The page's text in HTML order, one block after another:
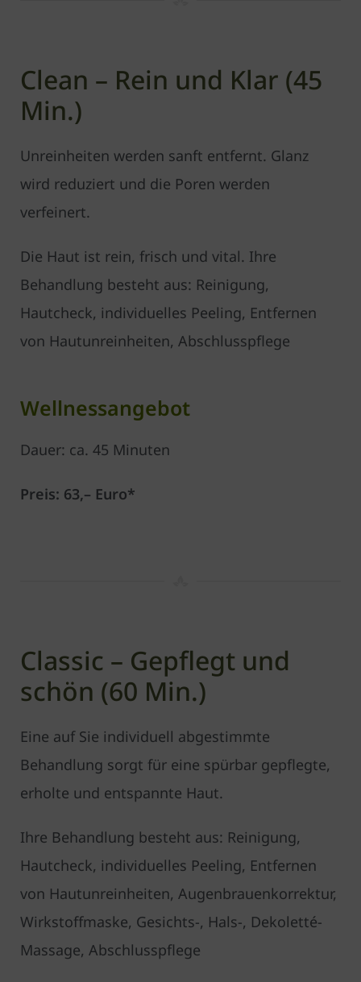
Clean – Rein und Klar (45
Min.)
Unreinheiten werden sanft entfernt. Glanz
wird reduziert und die Poren werden
verfeinert.
Die Haut ist rein, frisch und vital. Ihre
Behandlung besteht aus: Reinigung,
Hautcheck, individuelles Peeling, Entfernen
von Hautunreinheiten, Abschlusspflege
Wellnessangebot
Dauer: ca. 45 Minuten
Preis: 63,– Euro*
Classic – Gepflegt und
schön (60 Min.)
Eine auf Sie individuell abgestimmte
Behandlung sorgt für eine spürbar gepflegte,
erholte und entspannte Haut.
Ihre Behandlung besteht aus: Reinigung,
Hautcheck, individuelles Peeling, Entfernen
von Hautunreinheiten, Augenbrauenkorrektur,
Wirkstoffmaske, Gesichts-, Hals-, Dekoletté-
Massage, Abschlusspflege